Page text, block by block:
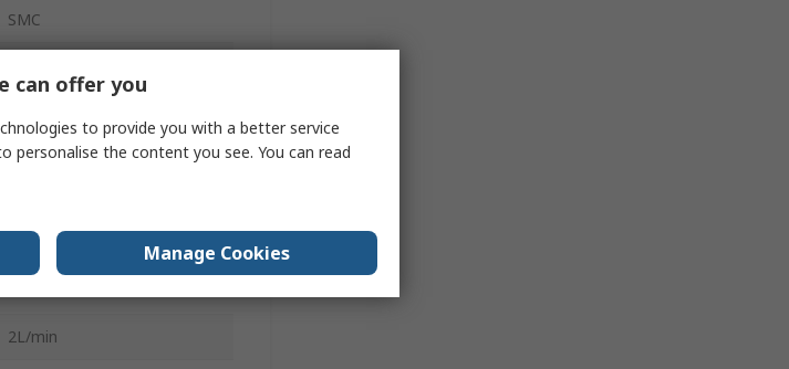
SMC
SRH
2L/min
can offer you
to provide you with a better service
personalise the content you see. You can read
Manage Cookies